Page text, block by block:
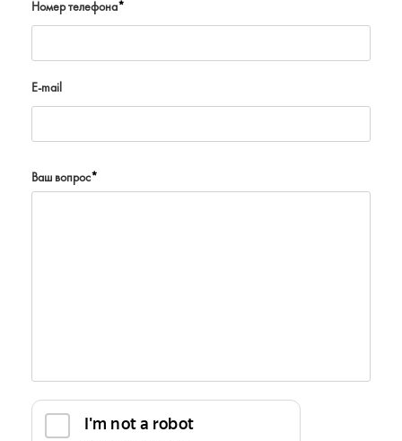
Номер телефона*
E-mail
Ваш вопрос*